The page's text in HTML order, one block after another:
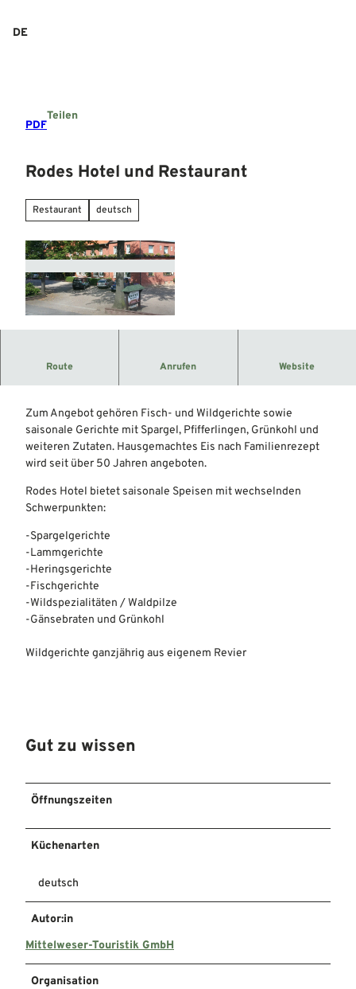
DE
PDF
Teilen
Rodes Hotel und Restaurant
Restaurant deutsch
Route Anrufen Website
Zum Angebot gehören Fisch- und Wildgerichte sowie
saisonale Gerichte mit Spargel, Pfifferlingen, Grünkohl und
weiteren Zutaten. Hausgemachtes Eis nach Familienrezept
wird seit über 50 Jahren angeboten.
Rodes Hotel bietet saisonale Speisen mit wechselnden
Schwerpunkten:
-Spargelgerichte
-Lammgerichte
-Heringsgerichte
-Fischgerichte
-Wildspezialitäten / Waldpilze
-Gänsebraten und Grünkohl
Wildgerichte ganzjährig aus eigenem Revier
Gut zu wissen
Öffnungszeiten
Küchenarten
deutsch
Autor:in
Mittelweser-Touristik GmbH
Organisation